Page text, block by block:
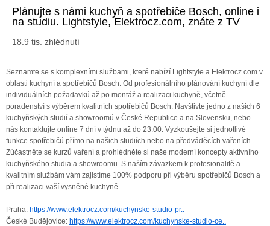
Plánujte s námi kuchyň a spotřebiče Bosch, online i
na studiu. Lightstyle, Elektrocz.com, znáte z TV
18.9 tis. zhlédnutí
Seznamte se s komplexními službami, které nabízí Lightstyle a Elektrocz.com v
oblasti kuchyní a spotřebičů Bosch. Od profesionálního plánování kuchyní dle
individuálních požadavků až po montáž a realizaci kuchyně, včetně
poradenství s výběrem kvalitních spotřebičů Bosch. Navštivte jedno z našich 6
kuchyňských studií a showroomů v České Republice a na Slovensku, nebo
nás kontaktujte online 7 dní v týdnu až do 23:00. Vyzkoušejte si jednotlivé
funkce spotřebičů přímo na našich studiích nebo na předváděcích vařeních.
Zúčastněte se kurzů vaření a prohlédněte si naše moderní koncepty aktivního
kuchyňského studia a showroomu. S naším závazkem k profesionalitě a
kvalitním službám vám zajistíme 100% podporu při výběru spotřebičů Bosch a
při realizaci vaší vysněné kuchyně.
Praha: https://www.elektrocz.com/kuchynske-studio-pr..
České Budějovice: https://www.elektrocz.com/kuchynske-studio-ce..